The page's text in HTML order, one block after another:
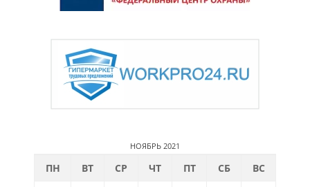
НОЯБРЬ 2021
ПН ВТ СР ЧТ ПТ СБ
ВС